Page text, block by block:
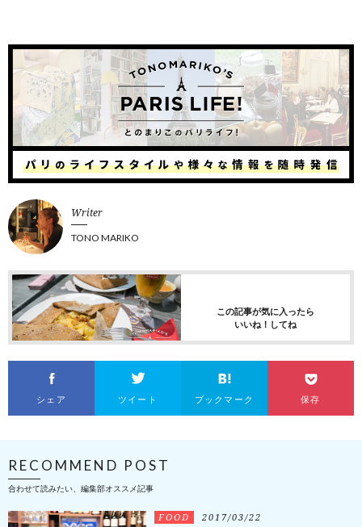
Writer
TONO MARIKO
この記事が気に入ったら
いいね！してね
シェア ツイート ブックマーク 保存
RECOMMEND POST
合わせて読みたい、編集部オススメ記事
FOOD 2017/03/22